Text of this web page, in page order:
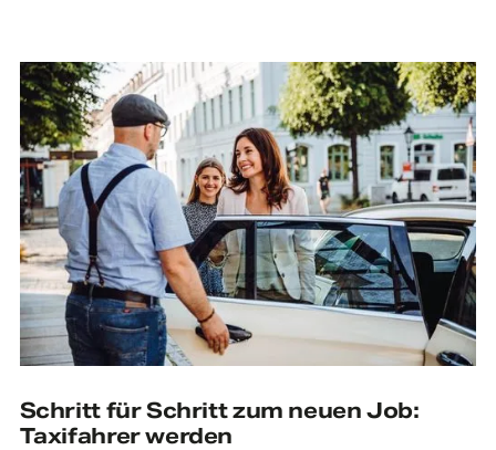
Schritt für Schritt zum neuen Job:
Taxifahrer werden